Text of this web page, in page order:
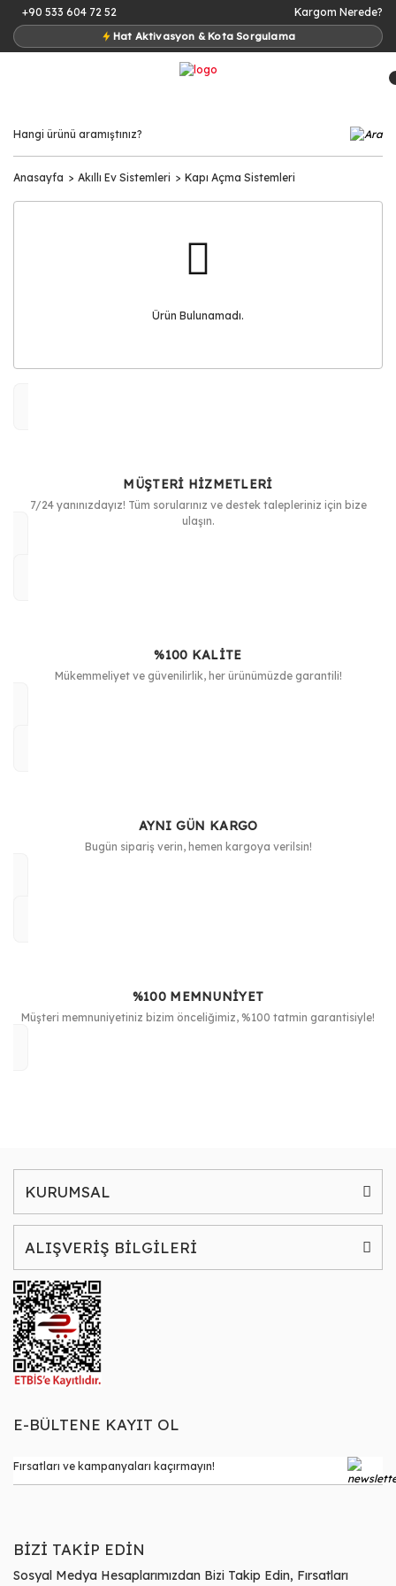
+90 533 604 72 52
Hat Aktivasyon & Kota Sorgulama
Kargom Nerede?
Anasayfa Akıllı Ev Sistemleri Kapı Açma Sistemleri
Ürün Bulunamadı.
MÜŞTERİ HİZMETLERİ
7/24 yanınızdayız! Tüm sorularınız ve destek talepleriniz için bize
ulaşın.
%100 KALİTE
Mükemmeliyet ve güvenilirlik, her ürünümüzde garantili!
AYNI GÜN KARGO
Bugün sipariş verin, hemen kargoya verilsin!
%100 MEMNUNİYET
Müşteri memnuniyetiniz bizim önceliğimiz, %100 tatmin garantisiyle!
KURUMSAL
ALIŞVERİŞ BİLGİLERİ
E-BÜLTENE KAYIT OL
BİZİ TAKİP EDİN
Sosyal Medya Hesaplarımızdan Bizi Takip Edin, Fırsatları